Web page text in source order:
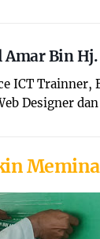
Amar Bin
ICT Trainner,
Designer